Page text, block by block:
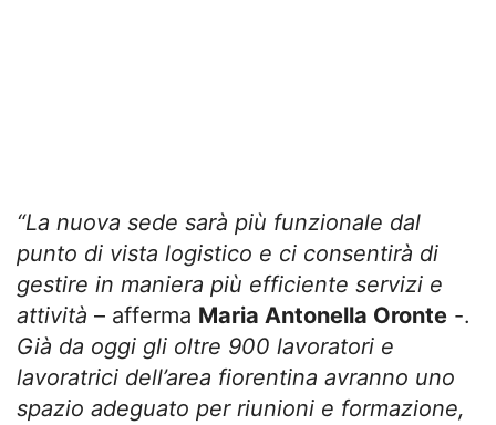
“La nuova sede sarà più funzionale dal
punto di vista logistico e ci consentirà di
gestire in maniera più efficiente servizi e
attività – afferma Maria Antonella Oronte -.
Già da oggi gli oltre 900 lavoratori e
lavoratrici dell’area fiorentina avranno uno
spazio adeguato per riunioni e formazione,